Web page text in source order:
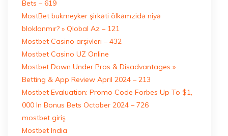
Bets – 619
MostBet bukmeyker şirkəti ölkəmzidə niyə
bloklanmır? » Qlobal Az – 121
Mostbet Casino arşivleri – 432
Mostbet Casino UZ Online
Mostbet Down Under Pros & Disadvantages »
Betting & App Review April 2024 – 213
Mostbet Evaluation: Promo Code Forbes Up To $1,
000 In Bonus Bets October 2024 – 726
mostbet giriş
Mostbet India